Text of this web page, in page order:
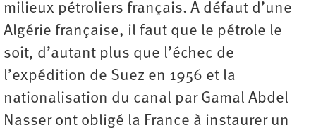
milieux pétroliers français. A défaut d’une
Algérie française, il faut que le pétrole le
soit, d’autant plus que l’échec de
l’expédition de Suez en 1956 et la
nationalisation du canal par Gamal Abdel
Nasser ont obligé la France à instaurer un